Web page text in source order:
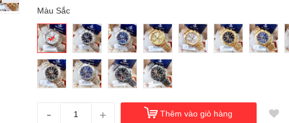
Màu Sắc
- + Thêm vào giỏ hàng